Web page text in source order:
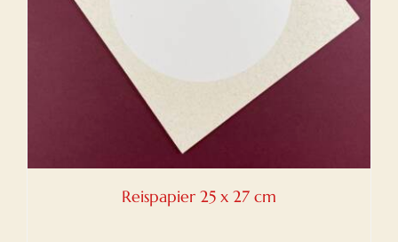
Reispapier 25 x 27 cm